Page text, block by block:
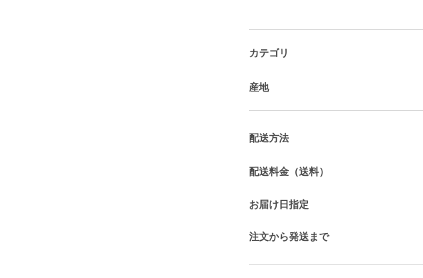
カテゴリ
産地
配送方法
配送料金（送料）
お届け日指定
注文から発送まで